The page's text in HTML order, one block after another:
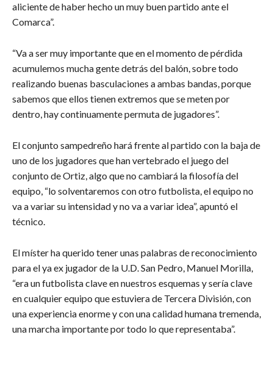
aliciente de haber hecho un muy buen partido ante el
Comarca”.
“Va a ser muy importante que en el momento de pérdida
acumulemos mucha gente detrás del balón, sobre todo
realizando buenas basculaciones a ambas bandas, porque
sabemos que ellos tienen extremos que se meten por
dentro, hay continuamente permuta de jugadores”.
El conjunto sampedreño hará frente al partido con la baja de
uno de los jugadores que han vertebrado el juego del
conjunto de Ortiz, algo que no cambiará la filosofía del
equipo, “lo solventaremos con otro futbolista, el equipo no
va a variar su intensidad y no va a variar idea”, apuntó el
técnico.
El míster ha querido tener unas palabras de reconocimiento
para el ya ex jugador de la U.D. San Pedro, Manuel Morilla,
“era un futbolista clave en nuestros esquemas y sería clave
en cualquier equipo que estuviera de Tercera División, con
una experiencia enorme y con una calidad humana tremenda,
una marcha importante por todo lo que representaba”.